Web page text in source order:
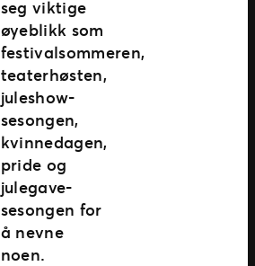
seg viktige
øyeblikk som
festivalsommeren,
teaterhøsten,
juleshow-
sesongen,
kvinnedagen,
pride og
julegave-
sesongen for
å nevne
noen.